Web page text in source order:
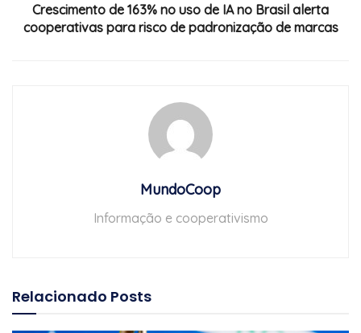
Crescimento de 163% no uso de IA no Brasil alerta
cooperativas para risco de padronização de marcas
MundoCoop
Informação e cooperativismo
Relacionado Posts